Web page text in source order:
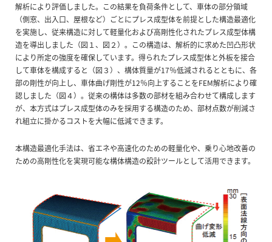
解析により評価しました。この結果を負荷条件として、車体の部分領域
（側窓、出入口、屋根など）ごとにプレス成型体を前提とした構造最適化
を実施し、従来構造に対して軽量化および高剛性化されたプレス成型体構
造を導出しました（図１、図２）。この構造は、解析的に求めた凹凸形状
により所定の強度を確保しています。得られたプレス成型体と外板を接合
して車体を構成すると（図３）、構体質量が17％低減されるとともに、各
部の剛性が向上し、車体曲げ剛性が12％向上することをFEM解析により確
認しました（図４）。従来の構体は多数の部材を組み合わせて構成します
が、本方式はプレス成型体のみを採用する構造のため、部材点数が削減さ
れ組立に掛かるコストを大幅に低減できます。
本構造最適化手法は、省エネや高速化のための軽量化や、乗り心地改善の
ための高剛性化を実現可能な構体構造の設計ツールとして活用できます。